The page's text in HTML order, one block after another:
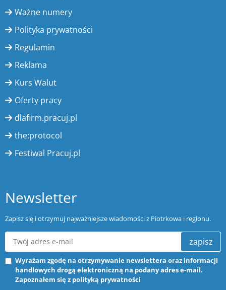
Ważne numery
Polityka prywatności
Regulamin
Reklama
Kurs Walut
Oferty pracy
dlafirm.pracuj.pl
the:protocol
Festiwal Pracuj.pl
Newsletter
Zapisz się i otrzymuj najważniejsze wiadomości z Piotrkowa i regionu.
zapisz
Wyrażam zgodę na otrzymywanie newslettera oraz informacji
handlowych drogą elektroniczną na podany adres e-mail.
Zapoznałem się z polityką prywatności